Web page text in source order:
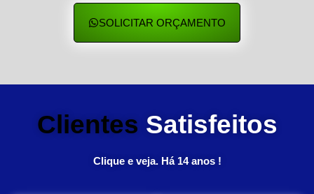
SOLICITAR ORÇAMENTO
Clientes Satisfeitos
Clique e veja. Há 14 anos !